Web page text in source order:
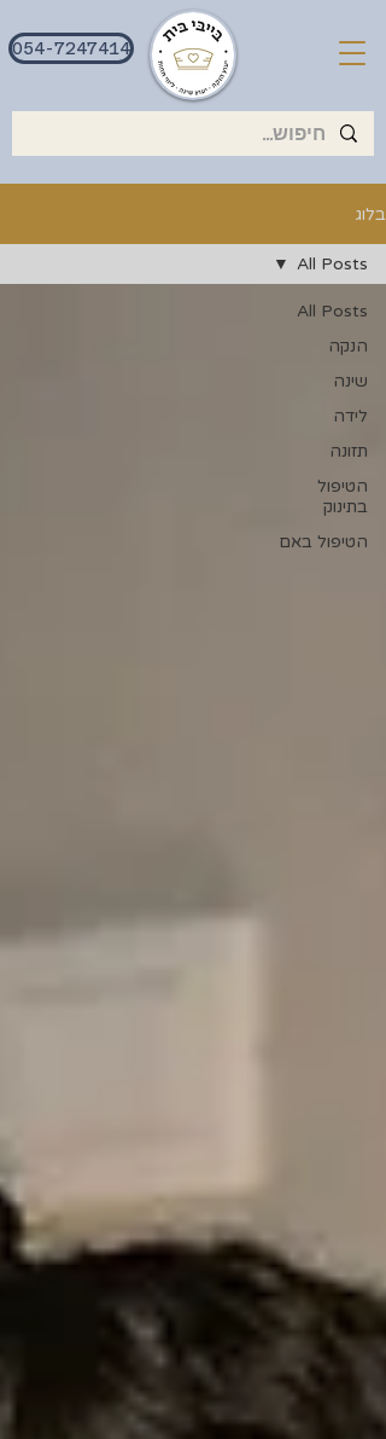
054-7247414
בלוג
All Posts
הנקה
שינה
לידה
תזונה
הטיפול
בתינוק
הטיפול באם
All Posts